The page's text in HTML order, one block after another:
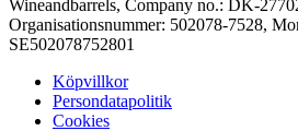
Wineandbarrels, Company no.: DK-
Organisationsnummer: 502078-7528,
SE502078752801
Köpvillkor
Persondatapolitik
Cookies